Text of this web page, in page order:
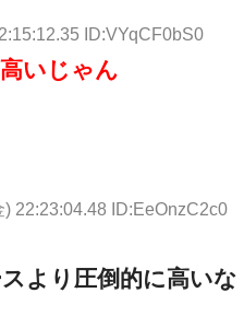
ID:VYqCF0bS0
いじゃん
) 22:23:04.48 ID:EeOnzC2c0
より圧倒的に高いな